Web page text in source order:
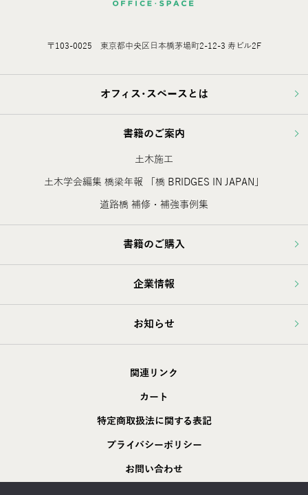
〒103-0025 東京都中央区日本橋茅場町2-12-3 寿ビル2F
オフィス･スペースとは
書籍のご案内
土木施工
土木学会編集 橋梁年報 「橋 BRIDGES IN JAPAN」
道路橋 補修・補強事例集
書籍のご購入
企業情報
お知らせ
関連リンク
カート
特定商取扱法に関する表記
プライバシーポリシー
お問い合わせ